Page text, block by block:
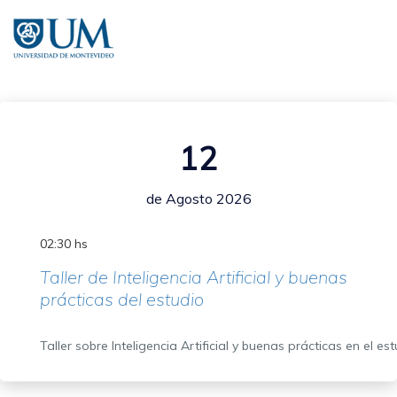
contenido
principal
12
de Agosto 2026
02:30 hs
Taller de Inteligencia Artificial y buenas
prácticas del estudio
Taller sobre Inteligencia Artificial y buenas prácticas en el